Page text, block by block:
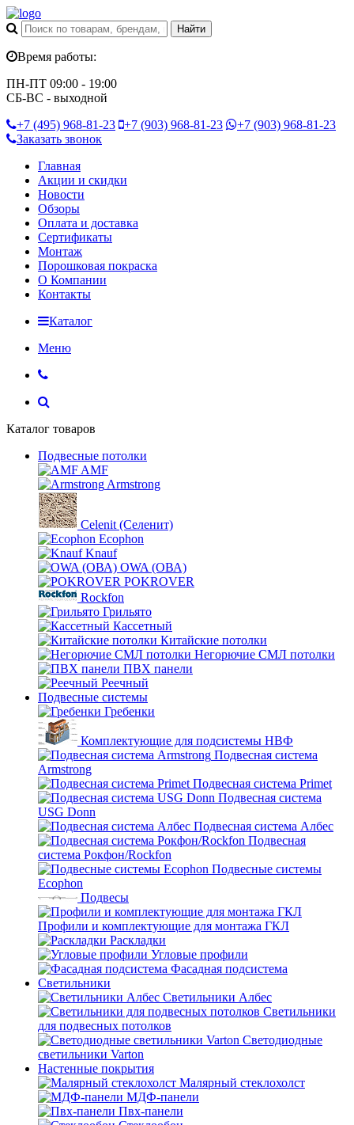
Время работы:
ПН-ПТ 09:00 - 19:00
СБ-ВС - выходной
+7 (495) 968-81-23 +7 (903) 968-81-23 +7 (903) 968-81-23
Заказать звонок
Главная
Акции и скидки
Новости
Обзоры
Оплата и доставка
Сертификаты
Монтаж
Порошковая покраска
О Компании
Контакты
Каталог
Меню
Каталог товаров
Подвесные потолки
AMF
Armstrong
Celenit (Селенит)
Ecophon
Knauf
OWA (ОВА)
POKROVER
Rockfon
Грильято
Кассетный
Китайские потолки
Негорючие СМЛ потолки
ПВХ панели
Реечный
Подвесные системы
Гребенки
Комплектующие для подсистемы НВФ
Подвесная система
Armstrong
Подвесная система Primet
Подвесная система
USG Donn
Подвесная система Албес
Подвесная
система Рокфон/Rockfon
Подвесные системы
Ecophon
Подвесы
Профили и комплектующие для монтажа ГКЛ
Раскладки
Угловые профили
Фасадная подсистема
Светильники
Светильники Албес
Светильники
для подвесных потолков
Светодиодные
светильники Varton
Настенные покрытия
Малярный стеклохолст
МДФ-панели
Пвх-панели